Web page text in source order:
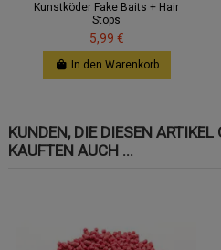
Kunstköder Fake Baits + Hair
Stops
5,99 €
In den Warenkorb
KUNDEN, DIE DIESEN ARTIKEL
KAUFTEN AUCH ...